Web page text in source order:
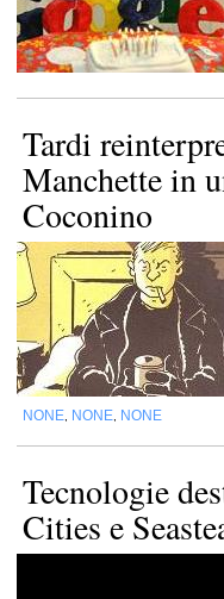
Tardi
Manchette in
Coconino
NONE NONE NONE
Tecnologie
Cities e